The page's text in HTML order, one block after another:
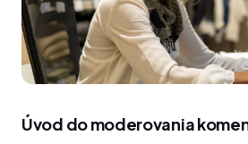
Úvod do moderovania